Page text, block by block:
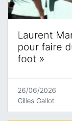
Laurent
pour faire
foot »
26/06/2026
Gilles Gallot